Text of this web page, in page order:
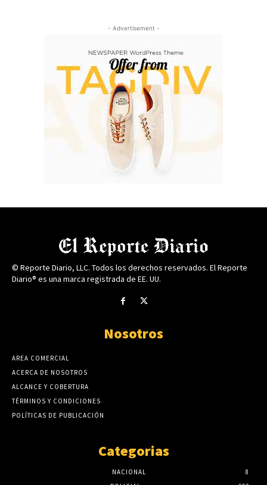
- Advertisement -
© Reporte Diario, LLC. Todos los derechos reservados. El Reporte
Diario® es una marca registrada de EE. UU.
Nosotros
AREA COMERCIAL
ACERCA DE NOSOTROS
ALCANCE Y COBERTURA
TÉRMINOS Y CONDICIONES
POLÍTICAS DE PUBLICACIÓN
Categorias
NACIONAL
8